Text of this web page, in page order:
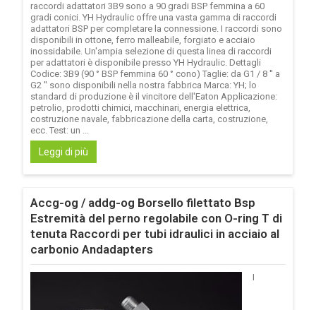
raccordi adattatori 3B9 sono a 90 gradi BSP femmina a 60
gradi conici. YH Hydraulic offre una vasta gamma di raccordi
adattatori BSP per completare la connessione. I raccordi sono
disponibili in ottone, ferro malleabile, forgiato e acciaio
inossidabile. Un'ampia selezione di questa linea di raccordi
per adattatori è disponibile presso YH Hydraulic. Dettagli
Codice: 3B9 (90 ° BSP femmina 60 ° cono) Taglie: da G1 / 8 '' a
G2 '' sono disponibili nella nostra fabbrica Marca: YH; lo
standard di produzione è il vincitore dell'Eaton Applicazione:
petrolio, prodotti chimici, macchinari, energia elettrica,
costruzione navale, fabbricazione della carta, costruzione,
ecc. Test: un ...
Leggi di più
Accg-og / addg-og Borsello filettato Bsp
Estremità del perno regolabile con O-ring T di
tenuta Raccordi per tubi idraulici in acciaio al
carbonio Andadapters
I